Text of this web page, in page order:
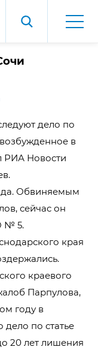
дело по
возбужденное в
РИА Новости
Обвиняемым
сейчас он
№ 5.
края
краевого
Парпулова,
году в
по статье
20 лет лишения